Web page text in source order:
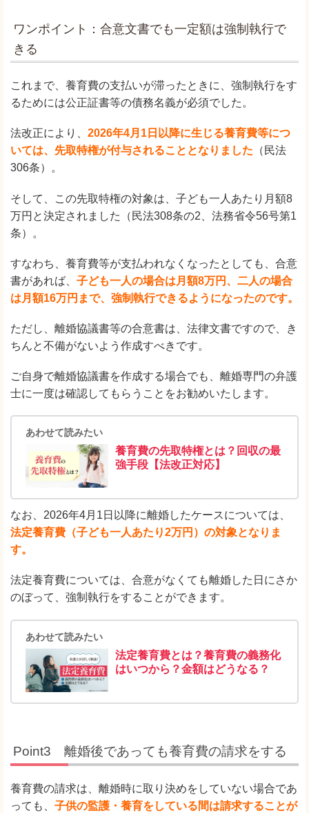
ワンポイント：合意文書でも一定額は強制執行で
きる
これまで、養育費の支払いが滞ったときに、強制執行をす
るためには公正証書等の債務名義が必須でした。
法改正により、 2026年4月1日以降に生じる養育費等につ
いては、先取特権が付与されることとなりました （民法
306条）。
そして、この先取特権の対象は、子ども一人あたり月額8
万円と決定されました（民法308条の2、法務省令56号第1
条）。
すなわち、養育費等が支払われなくなったとしても、合意
書があれば、 子ども一人の場合は月額8万円、二人の場合
は月額16万円まで、強制執行できるようになったのです。
ただし、離婚協議書等の合意書は、法律文書ですので、き
ちんと不備がないよう作成すべきです。
ご自身で離婚協議書を作成する場合でも、離婚専門の弁護
士に一度は確認してもらうことをお勧めいたします。
あわせて読みたい
養育費の先取特権とは？回収の最
強手段【法改正対応】
なお、2026年4月1日以降に離婚したケースについては、
法定養育費（子ども一人あたり2万円）の対象となりま
す。
法定養育費については、合意がなくても離婚した日にさか
のぼって、強制執行をすることができます。
あわせて読みたい
法定養育費とは？養育費の義務化
はいつから？金額はどうなる？
Point3 離婚後であっても養育費の請求をする
養育費の請求は、離婚時に取り決めをしていない場合であ
っても、 子供の監護・養育をしている間は請求することが